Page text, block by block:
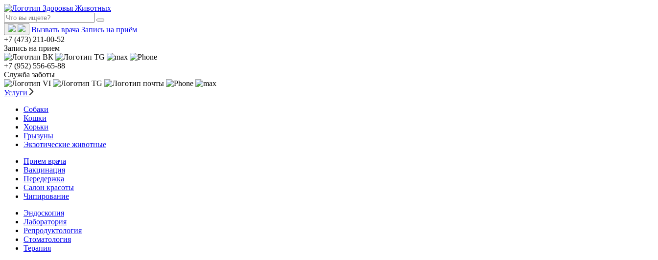
Вызвать врача Запись на приём
+7 (473) 211-00-52
Запись на прием
+7 (952) 556-65-88
Служба заботы
Услуги
Собаки
Кошки
Хорьки
Грызуны
Экзотические животные
Прием врача
Вакцинация
Передержка
Салон красоты
Чипирование
Эндоскопия
Лаборатория
Репродуктология
Стоматология
Терапия